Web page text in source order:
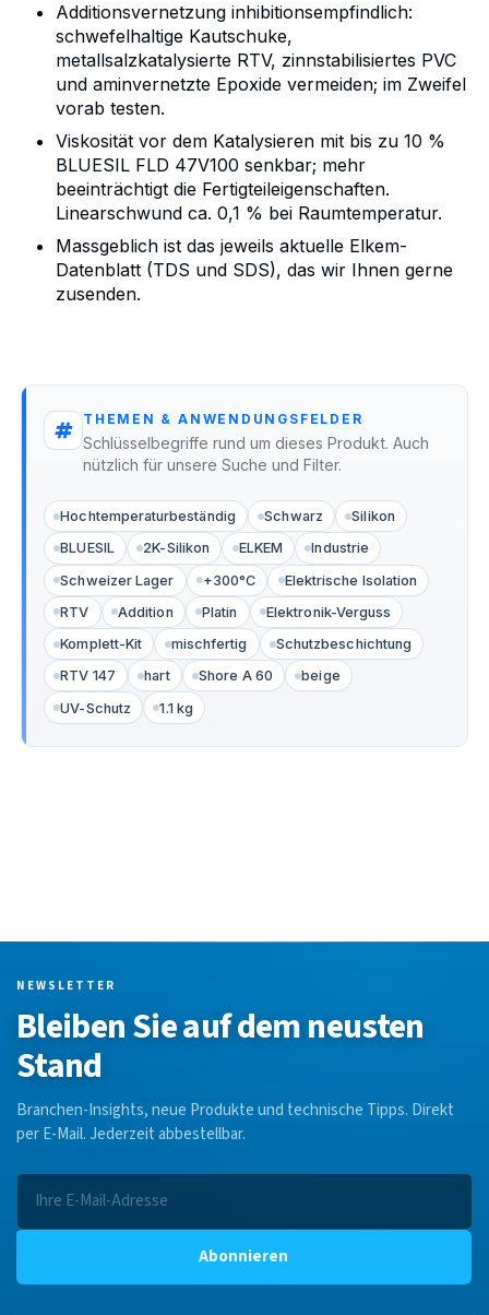
Additionsvernetzung inhibitionsempfindlich:
schwefelhaltige Kautschuke,
metallsalzkatalysierte RTV, zinnstabilisiertes PVC
und aminvernetzte Epoxide vermeiden; im Zweifel
vorab testen.
Viskosität vor dem Katalysieren mit bis zu 10 %
BLUESIL FLD 47V100 senkbar; mehr
beeinträchtigt die Fertigteileigenschaften.
Linearschwund ca. 0,1 % bei Raumtemperatur.
Massgeblich ist das jeweils aktuelle Elkem-
Datenblatt (TDS und SDS), das wir Ihnen gerne
zusenden.
THEMEN & ANWENDUNGSFELDER
Schlüsselbegriffe rund um dieses Produkt. Auch
nützlich für unsere Suche und Filter.
Hochtemperaturbeständig Schwarz
Silikon
BLUESIL
2K-Silikon ELKEM
Industrie
Schweizer Lager
+300°C
Elektrische Isolation
RTV
Addition Platin
Elektronik-Verguss
Komplett-Kit
mischfertig
Schutzbeschichtung
RTV 147
hart Shore A 60
beige
UV-Schutz
1.1 kg
NEWSLETTER
Bleiben Sie auf dem neusten
Stand
Branchen-Insights, neue Produkte und technische Tipps. Direkt
per E-Mail. Jederzeit abbestellbar.
Abonnieren